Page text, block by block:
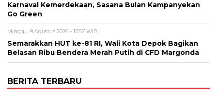
Karnaval Kemerdekaan, Sasana Bulan Kampanyekan
Go Green
Minggu, 9 Agustus 2026 - 13:57 WIB
Semarakkan HUT ke-81 RI, Wali Kota Depok Bagikan
Belasan Ribu Bendera Merah Putih di CFD Margonda
BERITA TERBARU